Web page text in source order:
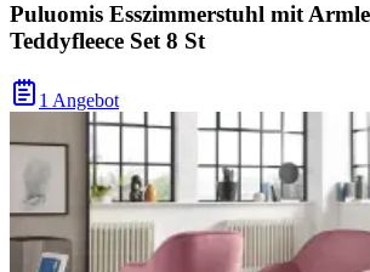
Puluomis Esszimmerstuhl mit
Teddyfleece Set 8 St
1 Angebot